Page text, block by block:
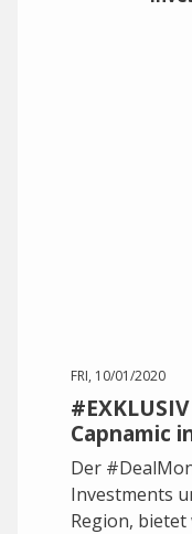
FRI, 10/01/2020
Capnamic
Der
Investments
Region, bietet